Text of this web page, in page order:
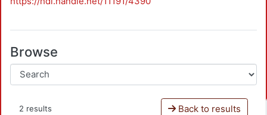
Browse
2 results Back to results